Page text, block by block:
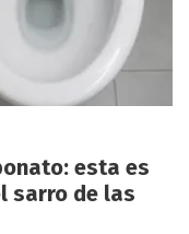
esta es
sarro de las